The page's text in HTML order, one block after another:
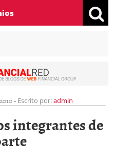
- Escrito por:admin
integrantes de